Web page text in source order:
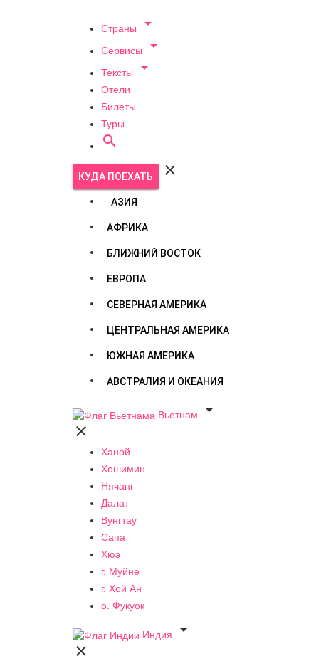
Страны 
Сервисы 
Тексты 
Отели
Билеты
Туры

КУДА ПОЕХАТЬ 
АЗИЯ
АФРИКА
БЛИЖНИЙ ВОСТОК
ЕВРОПА
СЕВЕРНАЯ АМЕРИКА
ЦЕНТРАЛЬНАЯ АМЕРИКА
ЮЖНАЯ АМЕРИКА
АВСТРАЛИЯ И ОКЕАНИЯ
Вьетнам


Ханой
Хошимин
Нячанг
Далат
Вунгтау
Сапа
Хюэ
г. Муйне
г. Хой Ан
о. Фукуок
Индия

